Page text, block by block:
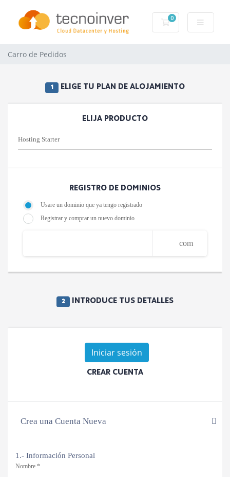
0
Carro de Pedidos
Carro de Pedidos
1 ELIGE TU PLAN DE ALOJAMIENTO
ELIJA PRODUCTO
REGISTRO DE DOMINIOS
Usare un dominio que ya tengo registrado
Registrar y comprar un nuevo dominio
2 INTRODUCE TUS DETALLES
Iniciar sesión
CREAR CUENTA
Crea una Cuenta Nueva
1.- Información Personal
Nombre *